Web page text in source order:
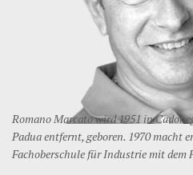
Romano Marcato wird 1951 in
Padua entfernt, geboren. 1970 macht
Fachoberschule für Industrie mit dem